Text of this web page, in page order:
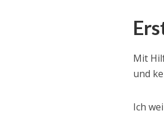
Mit
und
Ich